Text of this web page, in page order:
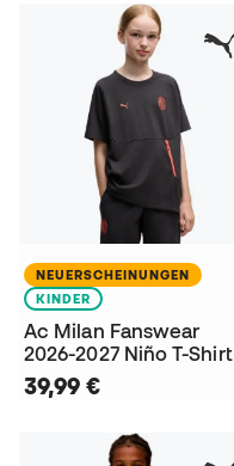
NEUERSCHEINUNGEN
KINDER
Ac Milan Fanswear
2026-2027 Niño T-Shirt
39,99 €